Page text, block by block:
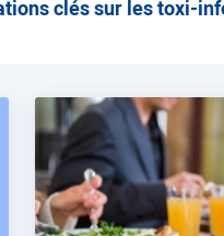
clés sur les toxi-